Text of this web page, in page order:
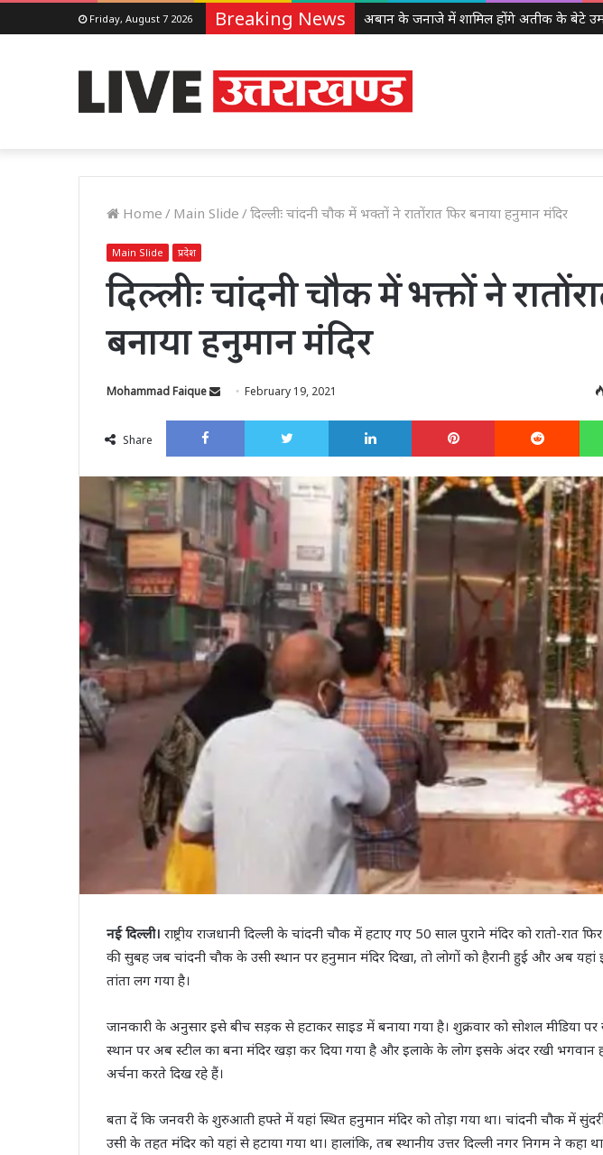
Friday, August 7 2026 Breaking News
Home / Main Slide /दिल्लीः चांदनी चौक में भक्तों ने रातोंरात फिर बनाया हनुमान मंदिर
Main Slide प्रदेश
दिल्लीः चांदनी चौक में भक्तों ने
बनाया हनुमान मंदिर
Mohammad Faique
SendFebruary 19, 2021
Share
Facebook Twitter LinkedIn Pinterest
नई दिल्ली। राष्ट्रीय राजधानी दिल्ली के चांदनी चौक में हटाए गए 50 साल पुराने मंदिर को रातो-रात
की सुबह जब चांदनी चौक के उसी स्थान पर हनुमान मंदिर दिखा, तो लोगों को हैरानी हुई और अब
तांता लग गया है।
जानकारी के अनुसार इसे बीच सड़क से हटाकर साइड में बनाया गया है। शुक्रवार को सोशल मीडिया
स्थान पर अब स्टील का बना मंदिर खड़ा कर दिया गया है और इलाके के लोग इसके अंदर रखी भगवान
अर्चना करते दिख रहे हैं।
बता दें कि जनवरी के शुरुआती हफ्ते में यहां स्थित हनुमान मंदिर को तोड़ा गया था। चांदनी चौक में
उसी के तहत मंदिर को यहां से हटाया गया था। हालांकि, तब स्थानीय उत्तर दिल्ली नगर निगम ने कहा